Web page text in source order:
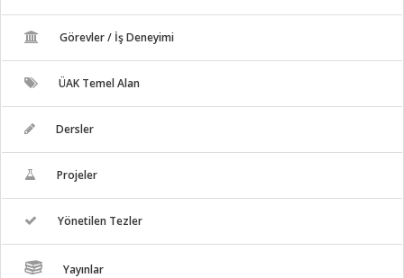
Görevler / İş Deneyimi
ÜAK Temel Alan
Dersler
Projeler
Yönetilen Tezler
Yayınlar